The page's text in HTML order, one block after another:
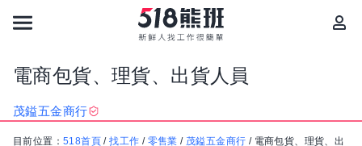
電商包貨、理貨、出貨人員
茂鎰五金商行
目前位置： 518首頁 /找工作 / 零售業 / 茂鎰五金商行 / 電商包貨、理貨、出